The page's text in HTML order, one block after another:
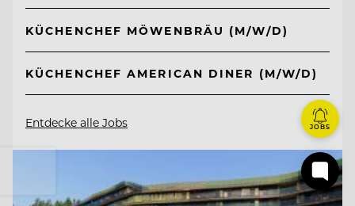
KÜCHENCHEF MÖWENBRÄU (M/W/D)
KÜCHENCHEF AMERICAN DINER (M/W/D)
Entdecke alle Jobs JOBS